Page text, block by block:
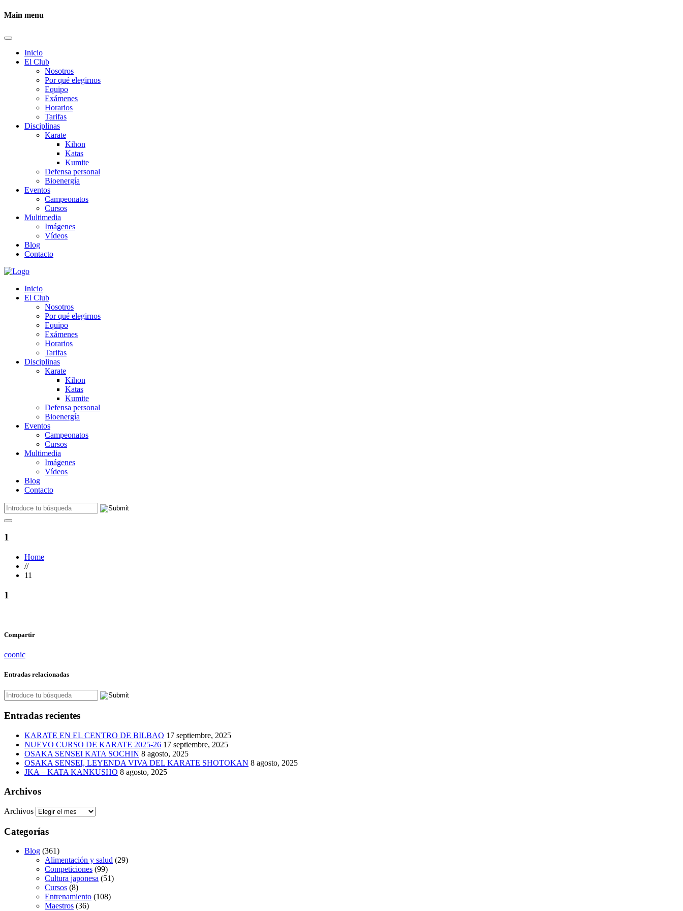
Main menu
Inicio
El Club
Nosotros
Por qué elegirnos
Equipo
Exámenes
Horarios
Tarifas
Disciplinas
Karate
Kihon
Katas
Kumite
Defensa personal
Bioenergía
Eventos
Campeonatos
Cursos
Multimedia
Imágenes
Vídeos
Blog
Contacto
Inicio
El Club
Nosotros
Por qué elegirnos
Equipo
Exámenes
Horarios
Tarifas
Disciplinas
Karate
Kihon
Katas
Kumite
Defensa personal
Bioenergía
Eventos
Campeonatos
Cursos
Multimedia
Imágenes
Vídeos
Blog
Contacto
1
Home
//
11
1
Compartir
coonic
Entradas relacionadas
Entradas recientes
KARATE EN EL CENTRO DE BILBAO 17 septiembre, 2025
NUEVO CURSO DE KARATE 2025-26 17 septiembre, 2025
OSAKA SENSEI KATA SOCHIN 8 agosto, 2025
OSAKA SENSEI, LEYENDA VIVA DEL KARATE SHOTOKAN 8 agosto, 2025
JKA – KATA KANKUSHO 8 agosto, 2025
Archivos
Archivos
Categorías
Blog (361)
Alimentación y salud (29)
Competiciones (99)
Cultura japonesa (51)
Cursos (8)
Entrenamiento (108)
Maestros (36)